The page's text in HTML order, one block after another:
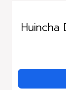
Huincha